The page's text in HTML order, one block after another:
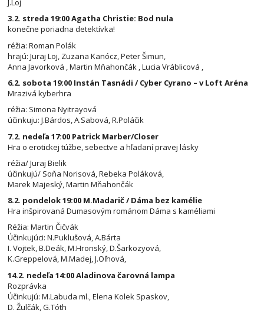
J.Loj
3.2. streda 19:00 Agatha Christie: Bod nula
konečne poriadna detektívka!
réžia: Roman Polák
hrajú: Juraj Loj, Zuzana Kanócz, Peter Šimun,
Anna Javorková , Martin Mňahončák , Lucia Vráblicová ,
6.2. sobota 19:00 Instán Tasnádi / Cyber Cyrano – v Loft Aréna
Mrazivá kyberhra
réžia: Simona Nyitrayová
účinkuju: J.Bárdos, A.Sabová, R.Poláčik
7.2. nedeľa 17:00 Patrick Marber/Closer
Hra o erotickej túžbe, sebectve a hľadaní pravej lásky
réžia/ Juraj Bielik
účinkujú/ Soňa Norisová, Rebeka Poláková,
Marek Majeský, Martin Mňahončák
8.2. pondelok 19:00 M.Madarič / Dáma bez kamélie
Hra inšpirovaná Dumasovým románom Dáma s kaméliami
Réžia: Martin Čičvák
Účinkujúci: N.Puklušová, A.Bárta
I. Vojtek, B.Deák, M.Hronský, D.Šarkozyová,
K.Greppelová, M.Madej, J.Oľhová,
14.2. nedeľa 14:00 Aladinova čarovná lampa
Rozprávka
Účinkujú: M.Labuda ml., Elena Kolek Spaskov,
D. Žulčák, G.Tóth